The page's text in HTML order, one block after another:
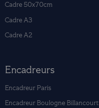
Cadre 50x70cm
Cadre A3
Cadre A2
Encadreurs
Encadreur Paris
Encadreur Boulogne Billancourt